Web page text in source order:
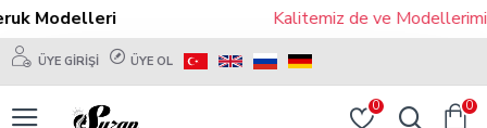
Modelleri Kalitemiz de ve Modellerimiz
ÜYE GIRIŞI ÜYE OL
0 0